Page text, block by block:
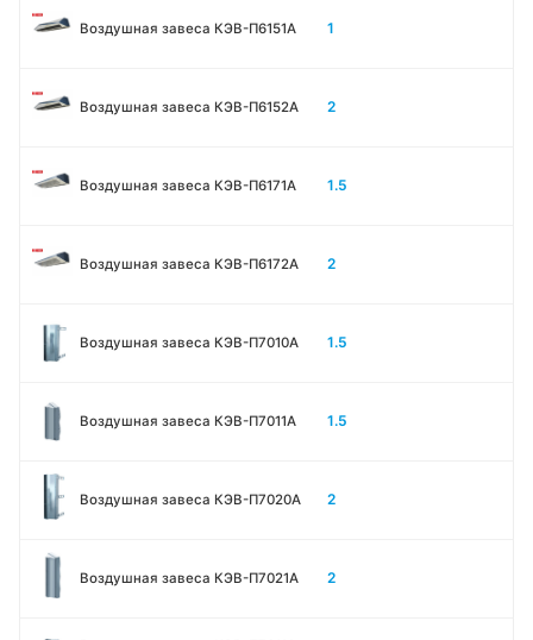
Воздушная завеса КЭВ-П6151А 1
Воздушная завеса КЭВ-П6152А 2
Воздушная завеса КЭВ-П6171А 1.5
Воздушная завеса КЭВ-П6172А 2
Воздушная завеса КЭВ-П7010A 1.5
Воздушная завеса КЭВ-П7011A 1.5
Воздушная завеса КЭВ-П7020A 2
Воздушная завеса КЭВ-П7021A 2